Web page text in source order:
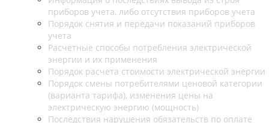
приборов учета, либо отсутствия приборов учета
Порядок снятия и передачи показаний приборов
учета
Расчетные способы потребления электрической
энергии и их применения
Порядок расчета стоимости электрической энергии
Порядок смены потребителями ценовой категории
(варианта тарифа), изменения цены на
электрическую энергию (мощность)
Последствия нарушения обязательств по оплате